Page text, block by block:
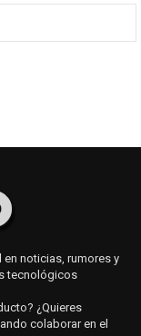
noticias, rumores y
tecnológicos
¿Quieres
colaborar en el